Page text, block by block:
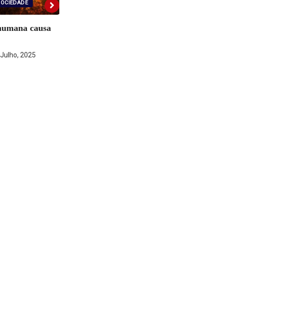
causa
2025